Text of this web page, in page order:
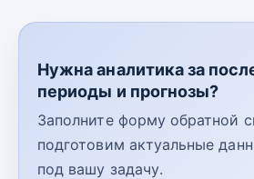
Нужна аналитика за
периоды и прогнозы?
Заполните форму обратной
подготовим актуальные
под вашу задачу.